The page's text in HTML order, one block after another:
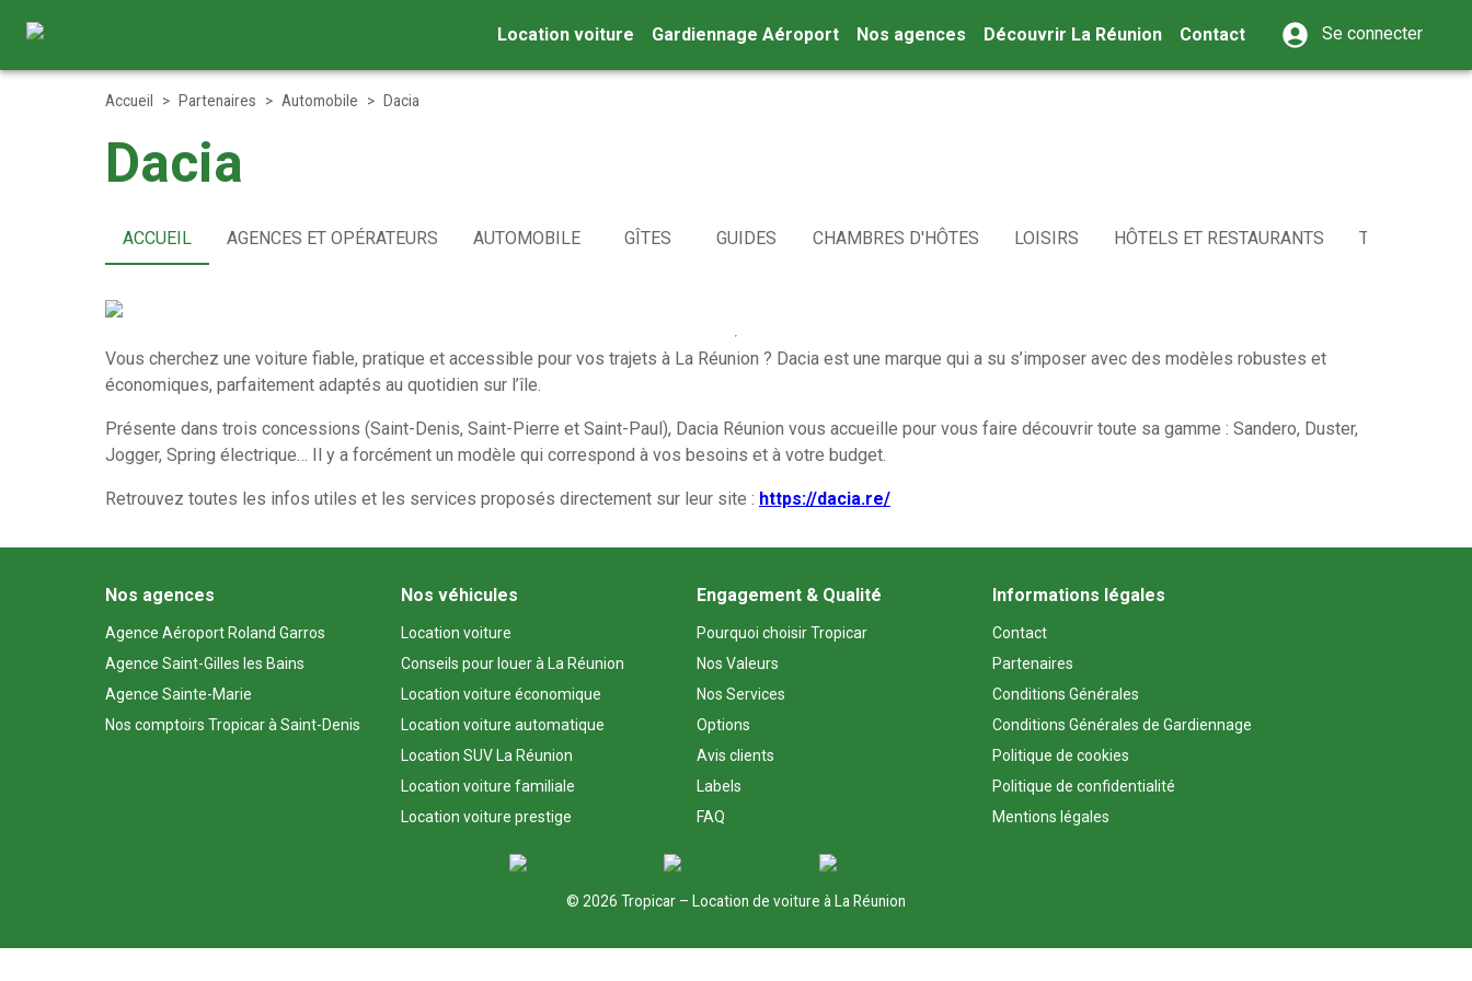
Location voiture Gardiennage Aéroport Nos agences Découvrir La Réunion Contact Se connecter
Accueil > Partenaires > Automobile > Dacia
Dacia
ACCUEIL AGENCES ET OPÉRATEURS AUTOMOBILE GÎTES GUIDES CHAMBRES D'HÔTES LOISIRS HÔTELS ET RESTAURANTS TRANSPORT
Vous cherchez une voiture fiable, pratique et accessible pour vos trajets à La Réunion ? Dacia est une marque qui a su s’imposer avec des modèles robustes et
économiques, parfaitement adaptés au quotidien sur l’île.
Présente dans trois concessions (Saint-Denis, Saint-Pierre et Saint-Paul), Dacia Réunion vous accueille pour vous faire découvrir toute sa gamme : Sandero, Duster,
Jogger, Spring électrique… Il y a forcément un modèle qui correspond à vos besoins et à votre budget.
Retrouvez toutes les infos utiles et les services proposés directement sur leur site : https://dacia.re/
Nos agences
Agence Aéroport Roland Garros
Agence Saint-Gilles les Bains
Agence Sainte-Marie
Nos comptoirs Tropicar à Saint-Denis
Nos véhicules
Location voiture
Conseils pour louer à La Réunion
Location voiture économique
Location voiture automatique
Location SUV La Réunion
Location voiture familiale
Location voiture prestige
Engagement & Qualité
Pourquoi choisir Tropicar
Nos Valeurs
Nos Services
Options
Avis clients
Labels
FAQ
Informations légales
Contact
Partenaires
Conditions Générales
Conditions Générales de Gardiennage
Politique de cookies
Politique de confidentialité
Mentions légales
© 2026 Tropicar – Location de voiture à La Réunion